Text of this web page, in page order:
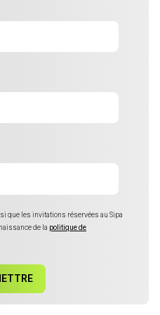
que les invitations réservées au Sipa
de la politique de